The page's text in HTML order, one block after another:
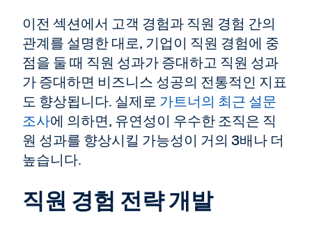
이전 섹션에서 고객 경험과 직원 경험 간의
관계를 설명한 대로, 기업이 직원 경험에 중
점을 둘 때 직원 성과가 증대하고 직원 성과
가 증대하면 비즈니스 성공의 전통적인 지표
도 향상됩니다. 실제로 가트너의 최근 설문
조사에 의하면, 유연성이 우수한 조직은 직
원 성과를 향상시킬 가능성이 거의 3배나 더
높습니다.
직원 경험 전략 개발